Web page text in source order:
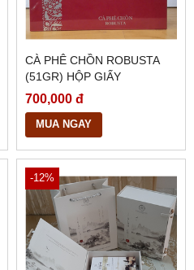
CÀ PHÊ CHỒN ROBUSTA
(51GR) HỘP GIẤY
700,000 đ
MUA NGAY
-12%